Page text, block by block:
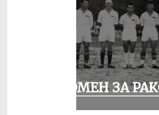
СПОМЕН ЗА